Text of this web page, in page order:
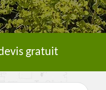
gratuit